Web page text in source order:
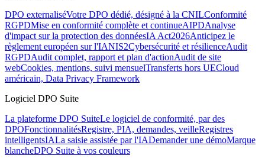
DPO externaliséVotre DPO dédié, désigné à la CNILConformité
RGPDMise en conformité complète et continueAIPDAnalyse
d'impact sur la protection des donnéesIA Act2026Anticipez le
règlement européen sur l'IANIS2Cybersécurité et résilienceAudit
RGPDAudit complet, rapport et plan d'actionAudit de site
webCookies, mentions, suivi mensuelTransferts hors UECloud
américain, Data Privacy Framework
Logiciel DPO Suite
La plateforme DPO SuiteLe logiciel de conformité, par des
DPOFonctionnalitésRegistre, PIA, demandes, veilleRegistres
intelligentsIALa saisie assistée par l'IADemander une démoMarque
blancheDPO Suite à vos couleurs